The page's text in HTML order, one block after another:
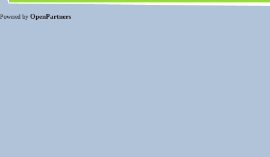
Powered by OpenPartners